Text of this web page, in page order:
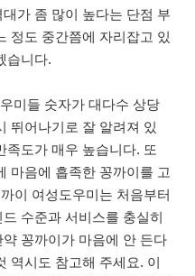
가 좀 많이 높다는 단점 부
정도 중간쯤에 자리잡고 있
습니다.
미들 숫자가 대다수 상당
뛰어나기로 잘 알려져 있
족도가 매우 높습니다. 또
마음에 흡족한 꽁까이를 고
이 여성도우미는 처음부터
수준과 서비스를 충실히
꽁까이가 마음에 안 든다
역시도 참고해 주세요. 이